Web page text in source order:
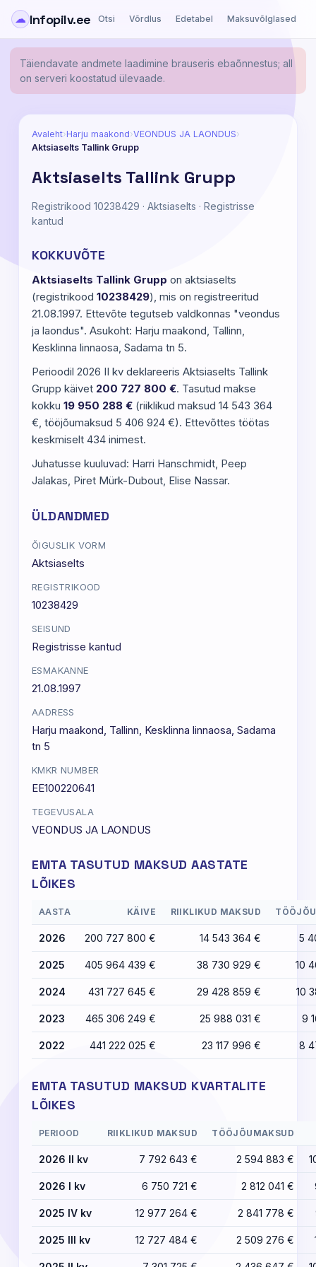
☁ Infopilv.ee Otsi Võrdlus Edetabel Maksuvõlglased
Täiendavate andmete laadimine brauseris ebaõnnestus; all
on serveri koostatud ülevaade.
Avaleht›Harju maakond›VEONDUS JA LAONDUS›
Aktsiaselts Tallink Grupp
Aktsiaselts Tallink Grupp
Registrikood 10238429 · Aktsiaselts · Registrisse
kantud
KOKKUVÕTE
Aktsiaselts Tallink Grupp on aktsiaselts
(registrikood 10238429), mis on registreeritud
21.08.1997. Ettevõte tegutseb valdkonnas "veondus
ja laondus". Asukoht: Harju maakond, Tallinn,
Kesklinna linnaosa, Sadama tn 5.
Perioodil 2026 II kv deklareeris Aktsiaselts Tallink
Grupp käivet 200 727 800 €. Tasutud makse
kokku 19 950 288 € (riiklikud maksud 14 543 364
€, tööjõumaksud 5 406 924 €). Ettevõttes töötas
keskmiselt 434 inimest.
Juhatusse kuuluvad: Harri Hanschmidt, Peep
Jalakas, Piret Mürk-Dubout, Elise Nassar.
ÜLDANDMED
ÕIGUSLIK VORM
Aktsiaselts
REGISTRIKOOD
10238429
SEISUND
Registrisse kantud
ESMAKANNE
21.08.1997
AADRESS
Harju maakond, Tallinn, Kesklinna linnaosa, Sadama
tn 5
KMKR NUMBER
EE100220641
TEGEVUSALA
VEONDUS JA LAONDUS
EMTA TASUTUD MAKSUD AASTATE
LÕIKES
AASTA KÄIVE RIIKLIKUD MAKSUD
2026 200 727 800 € 14 543 364 € 5
2025 405 964 439 € 38 730 929 € 10
2024 431 727 645 € 29 428 859 € 10
2023 465 306 249 € 25 988 031 € 9
2022 441 222 025 € 23 117 996 € 8
EMTA TASUTUD MAKSUD KVARTALITE
LÕIKES
PERIOOD RIIKLIKUD MAKSUD TÖÖJÕUMAKSUD
2026 II kv 7 792 643 € 2 594 883 €
2026 I kv 6 750 721 € 2 812 041 €
2025 IV kv 12 977 264 € 2 841 778 €
2025 III kv 12 727 484 € 2 509 276 €